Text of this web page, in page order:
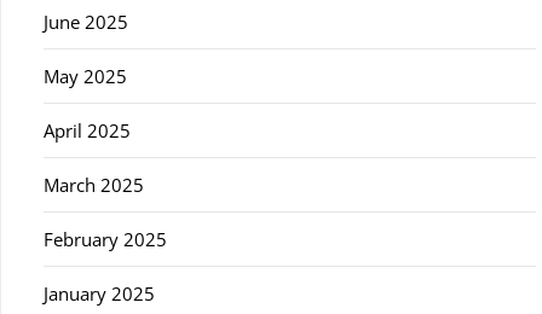
June 2025
May 2025
April 2025
March 2025
February 2025
January 2025